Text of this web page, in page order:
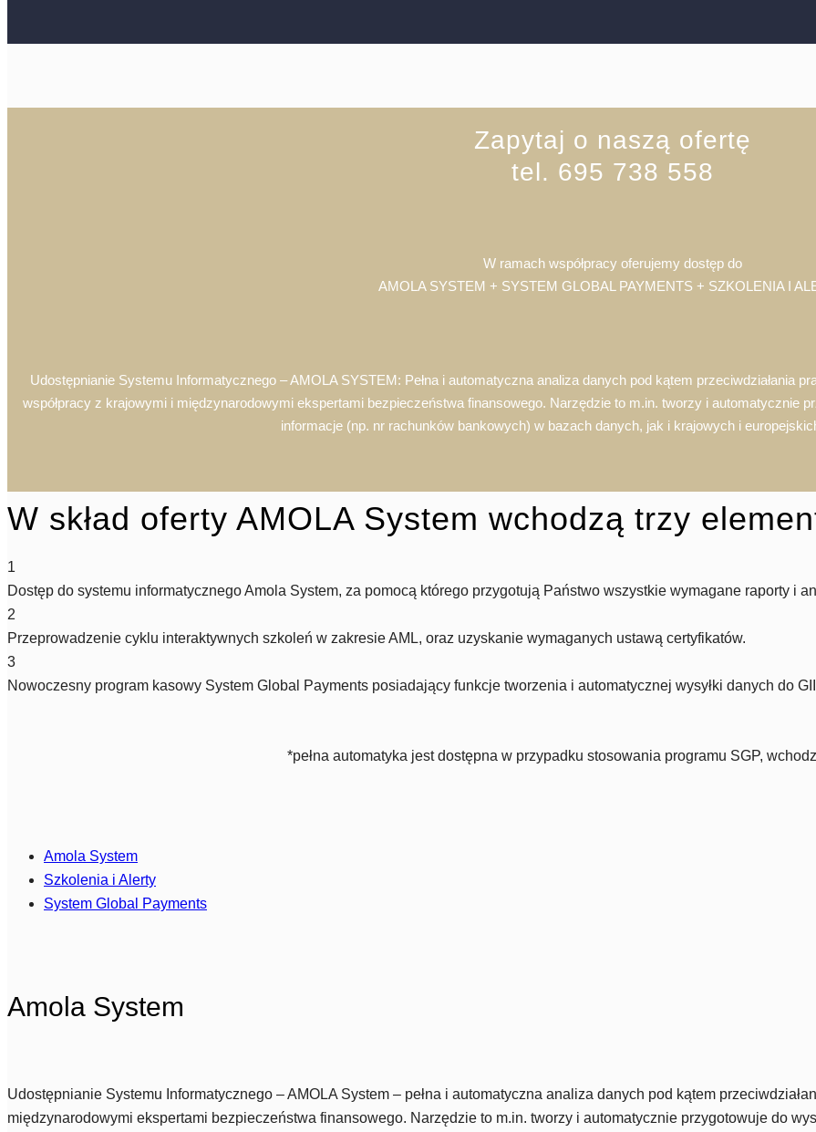
Zapytaj o naszą ofertę
tel. 695 738 558
W ramach współpracy oferujemy dostęp do
AMOLA SYSTEM + SYSTEM GLOBAL PAYMENTS + SZKOLENIA I
Udostępnianie Systemu Informatycznego – AMOLA SYSTEM: Pełna i automatyczna analiza danych pod kątem przeciwdziałania
współpracy z krajowymi i międzynarodowymi ekspertami bezpieczeństwa finansowego. Narzędzie to m.in. tworzy i automatycznie
informacje (np. nr rachunków bankowych) w bazach danych, jak i krajowych i
W skład oferty AMOLA System wchodzą trzy
1
Dostęp do systemu informatycznego Amola System, za pomocą którego przygotują Państwo wszystkie wymagane raporty i
2
Przeprowadzenie cyklu interaktywnych szkoleń w zakresie AML, oraz uzyskanie wymaganych ustawą certyfikatów.
3
Nowoczesny program kasowy System Global Payments posiadający funkcje tworzenia i automatycznej wysyłki danych do
*pełna automatyka jest dostępna w przypadku stosowania programu SGP,
Amola System
Szkolenia i Alerty
System Global Payments
Amola System
Udostępnianie Systemu Informatycznego – AMOLA System – pełna i automatyczna analiza danych pod kątem
międzynarodowymi ekspertami bezpieczeństwa finansowego. Narzędzie to m.in. tworzy i automatycznie przygotowuje do